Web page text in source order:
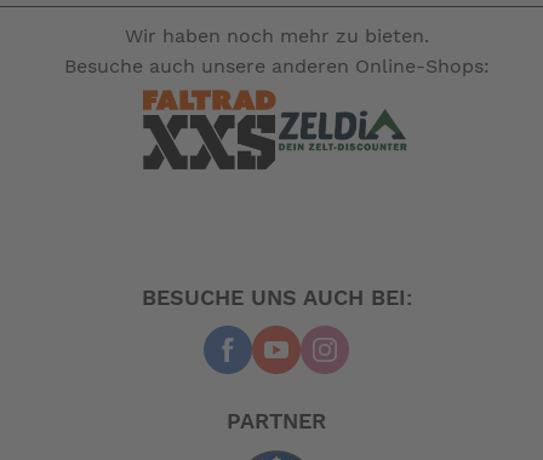
Wir haben noch mehr zu bieten.
Besuche auch unsere anderen Online-Shops:
BESUCHE UNS AUCH BEI:
PARTNER